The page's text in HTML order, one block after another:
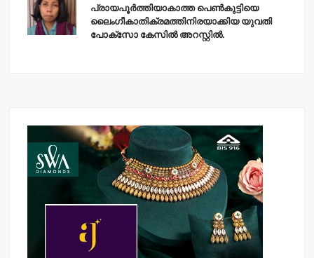
പ്രായപൂര്‍ത്തിയാകാത്ത പെണ്‍കുട്ടിയെ
ലൈംഗീകാതിക്രമത്തിനിരയാക്കിയ യുവതി
പോക്‌സോ കേസില്‍ അറസ്റ്റില്‍.